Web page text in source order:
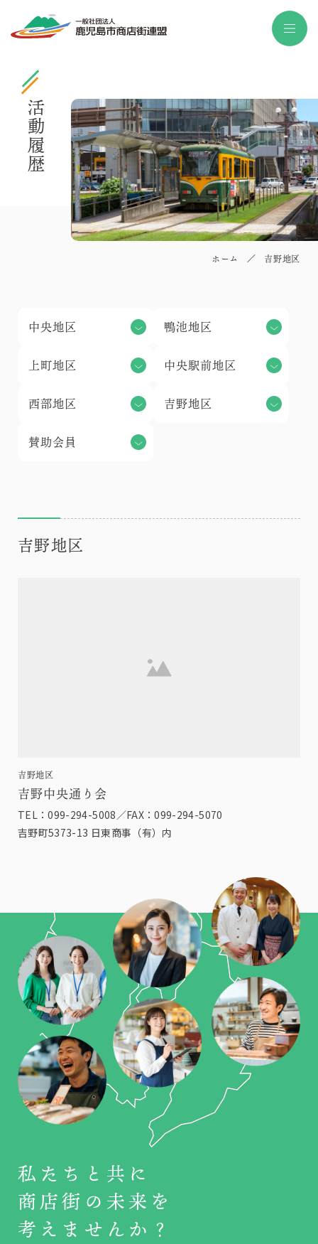
活動履歴
ホーム ／ 吉野地区
中央地区 鴨池地区
上町地区 中央駅前地区
西部地区 吉野地区
賛助会員
吉野地区
吉野地区
吉野中央通り会
TEL：099-294-5008／FAX：099-294-5070
吉野町5373-13 日東商事（有）内
私たちと共に
商店街の未来を
考えませんか？